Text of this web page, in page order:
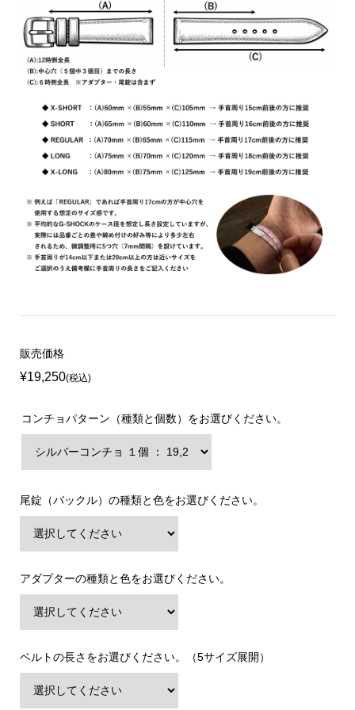
販売価格
¥19,250(税込)
コンチョパターン（種類と個数）をお選びください。
尾錠（バックル）の種類と色をお選びください。
アダプターの種類と色をお選びください。
ベルトの長さをお選びください。（5サイズ展開）